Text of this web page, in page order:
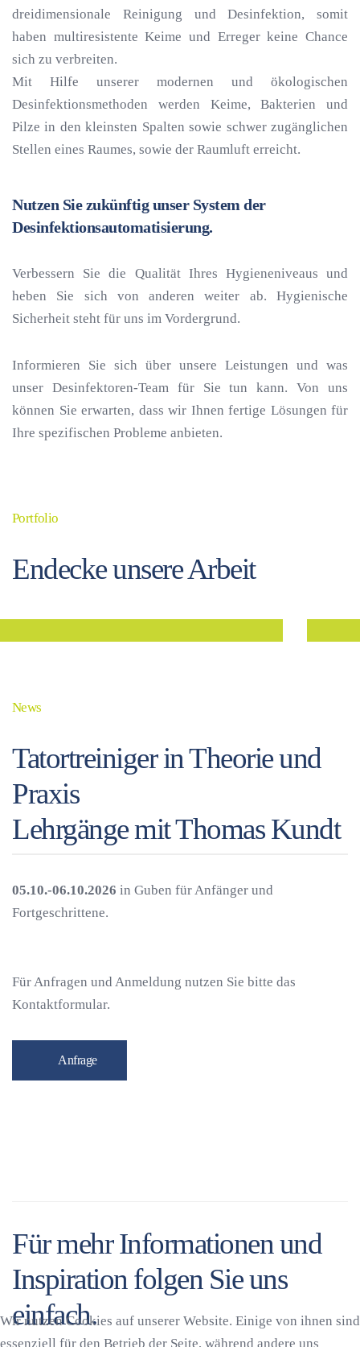
dreidimensionale Reinigung und Desinfektion, somit
haben multiresistente Keime und Erreger keine Chance
sich zu verbreiten.
Mit Hilfe unserer modernen und ökologischen
Desinfektionsmethoden werden Keime, Bakterien und
Pilze in den kleinsten Spalten sowie schwer zugänglichen
Stellen eines Raumes, sowie der Raumluft erreicht.
Nutzen Sie zukünftig unser System der
Desinfektionsautomatisierung.
Verbessern Sie die Qualität Ihres Hygieneniveaus und
heben Sie sich von anderen weiter ab. Hygienische
Sicherheit steht für uns im Vordergrund.
Informieren Sie sich über unsere Leistungen und was
unser Desinfektoren-Team für Sie tun kann. Von uns
können Sie erwarten, dass wir Ihnen fertige Lösungen für
Ihre spezifischen Probleme anbieten.
Portfolio
Endecke unsere Arbeit
Medizinische
Einrichtungen
News
Tatortreiniger in Theorie und
Praxis
Lehrgänge mit Thomas Kundt
05.10.-06.10.2026 in Guben für Anfänger und
Fortgeschrittene.
Für Anfragen und Anmeldung nutzen Sie bitte das
Kontaktformular.
Anfrage
Für mehr Informationen und
Inspiration folgen Sie uns
einfach.
Vernebelungdesinfektion
Design
Wir nutzen Cookies auf unserer Website. Einige von ihnen sind
essenziell für den Betrieb der Seite, während andere uns